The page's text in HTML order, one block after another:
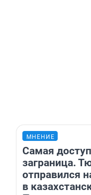
МНЕНИЕ
Самая
заграница.
отправился
в